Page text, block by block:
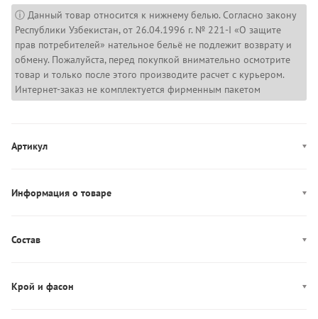
ⓘ Данный товар относится к нижнему белью. Согласно закону
Республики Узбекистан, от 26.04.1996 г. № 221-I «О защите
прав потребителей» нательное бельё не подлежит возврату и
обмену. Пожалуйста, перед покупкой внимательно осмотрите
товар и только после этого производите расчет с курьером.
Интернет-заказ не комплектуется фирменным пакетом
Артикул
Информация о товаре
Декор: брендированная резинка
Состав
Крой и фасон